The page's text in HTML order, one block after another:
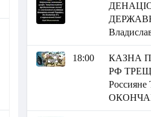
18:00
КАЗНА
РФ